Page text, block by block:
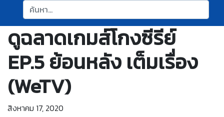
ค้นหา:
ดูฉลาดเกมส์โกงซีรีย์
EP.5 ย้อนหลัง เต็มเรื่อง
(WeTV)
สิงหาคม 17, 2020